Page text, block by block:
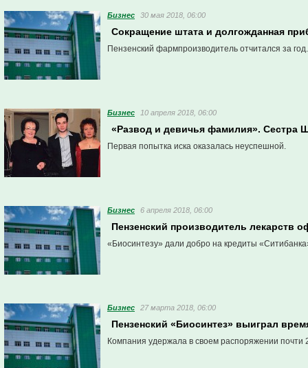
Бизнес 30 мая 2018, 06:00
Сокращение штата и долгожданная
Пензенский фармпроизводитель отчитался за год.
Бизнес 10 апреля 2018, 06:00
«Развод и девичья фамилия». Сестра
Первая попытка иска оказалась неуспешной.
Бизнес 6 апреля 2018, 06:00
Пензенский производитель лекарств
«Биосинтезу» дали добро на кредиты
Бизнес 27 марта 2018, 06:00
Пензенский «Биосинтез» выиграл
Компания удержала в своем распоряжении почти